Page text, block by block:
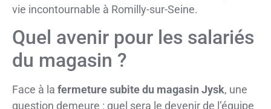
vie incontournable à Romilly-sur-Seine.
Quel avenir pour les salariés
du magasin ?
Face à la fermeture subite du magasin Jysk, une
question demeure : quel sera le devenir de l’équipe